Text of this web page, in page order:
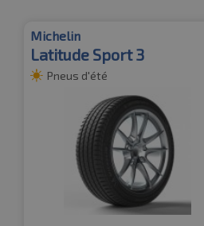
Michelin
Latitude Sport 3
Pneus d'été